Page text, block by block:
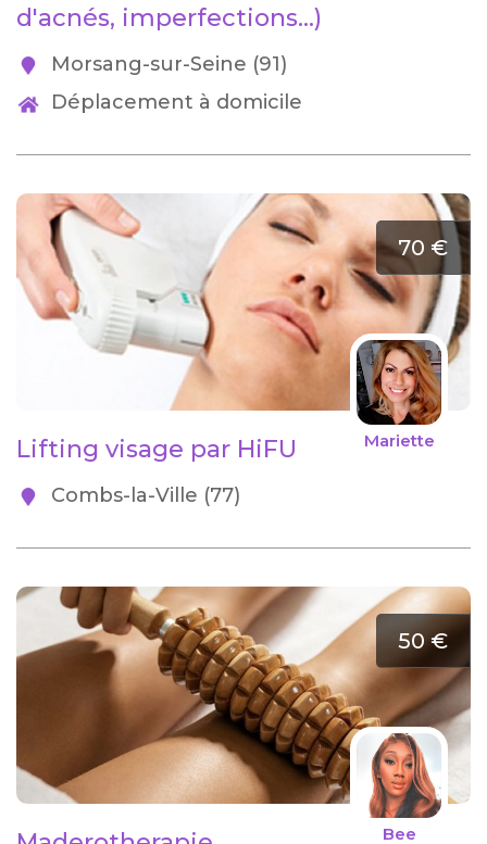
d'acnés, imperfections...)
Morsang-sur-Seine (91)
Déplacement à domicile
70 €
Mariette
Lifting visage par HiFU
Combs-la-Ville (77)
50 €
Bee